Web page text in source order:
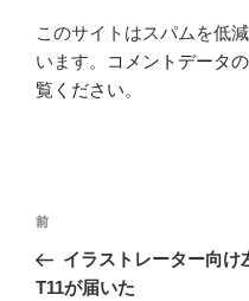
このサイトはスパムを低
います。
コメントデータ
覧ください。
投
ナ
前
の
投
前
イラストレーター向
T11が届いた